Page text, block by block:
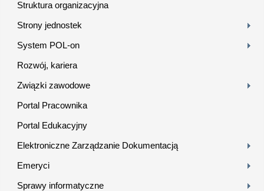
Struktura organizacyjna
Strony jednostek
System POL-on
Rozwój, kariera
Związki zawodowe
Portal Pracownika
Portal Edukacyjny
Elektroniczne Zarządzanie Dokumentacją
Emeryci
Sprawy informatyczne